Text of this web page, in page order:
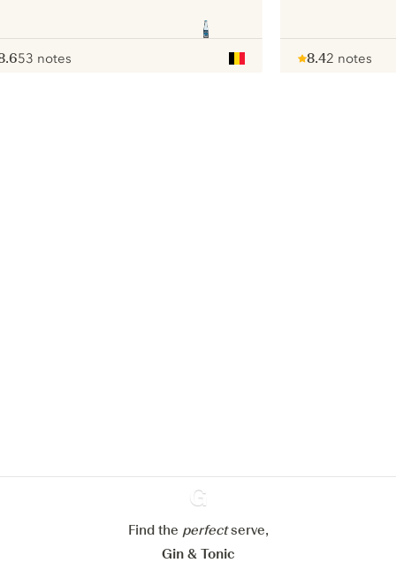
53 notes
8.42 notes
Ginventory
Find the perfectserve,
Gin & Tonic